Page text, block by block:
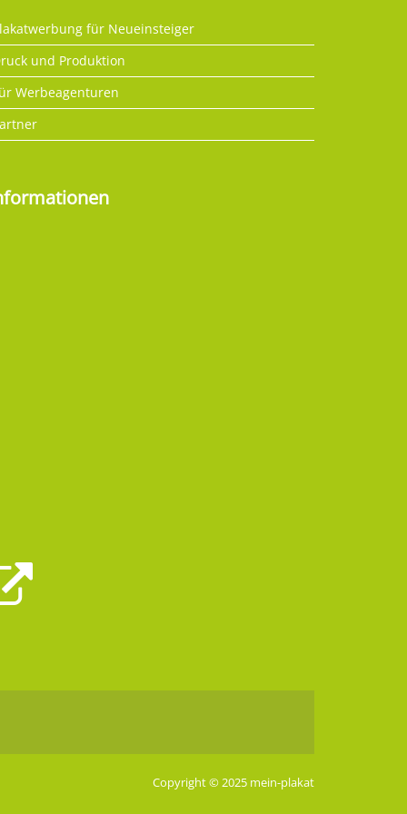
für Neueinsteiger
und Produktion
Werbeagenturen
Copyright © 2025 mein-plakat